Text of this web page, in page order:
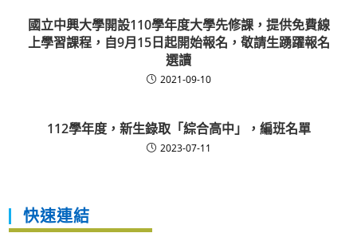
國立中興大學開設110學年度大學先修課，提供免費線
上學習課程，自9月15日起開始報名，敬請生踴躍報名
選讀
2021-09-10
112學年度，新生錄取「綜合高中」，編班名單
2023-07-11
快速連結